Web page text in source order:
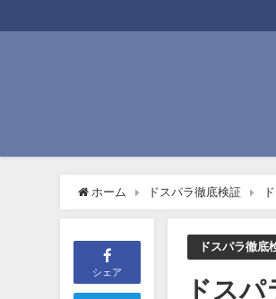
ホーム ドスパラ徹底検証
シェア
ドスパラ徹底
ドス